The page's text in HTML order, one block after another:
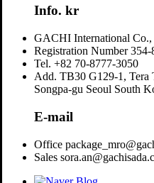
Info. kr
GACHI International Co.,
Registration Number354-
Tel. +82 70-8777-3050
Add. TB30 G129-1, Tera
Songpa-gu Seoul South
E-mail
Office
Sales